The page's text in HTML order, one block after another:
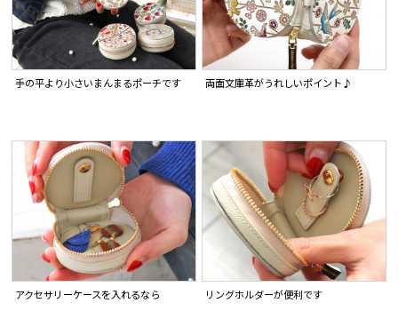
手の平より小さいまんまるポーチです 両面文庫革がうれしいポイント♪
アクセサリーケースを入れるなら リングホルダーが便利です